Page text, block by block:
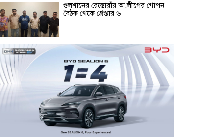
গুলশানের রেস্তোরাঁয় আ.লীগের গোপন
বৈঠক থেকে গ্রেপ্তার ৬
ইতালি বিমানবন্দরে আটকা উড়োজাহাজ,
যা বলল বিমান কর্তৃপক্ষ
বোমা হামলার আশঙ্কায় সারাদেশে
পুলিশের হাই অ্যালার্ট জারি
২০ লাখ টাকা দিয়েও লিবিয়ায় বন্দি
ছেলেকে ফেরাতে পারল না পরিবার